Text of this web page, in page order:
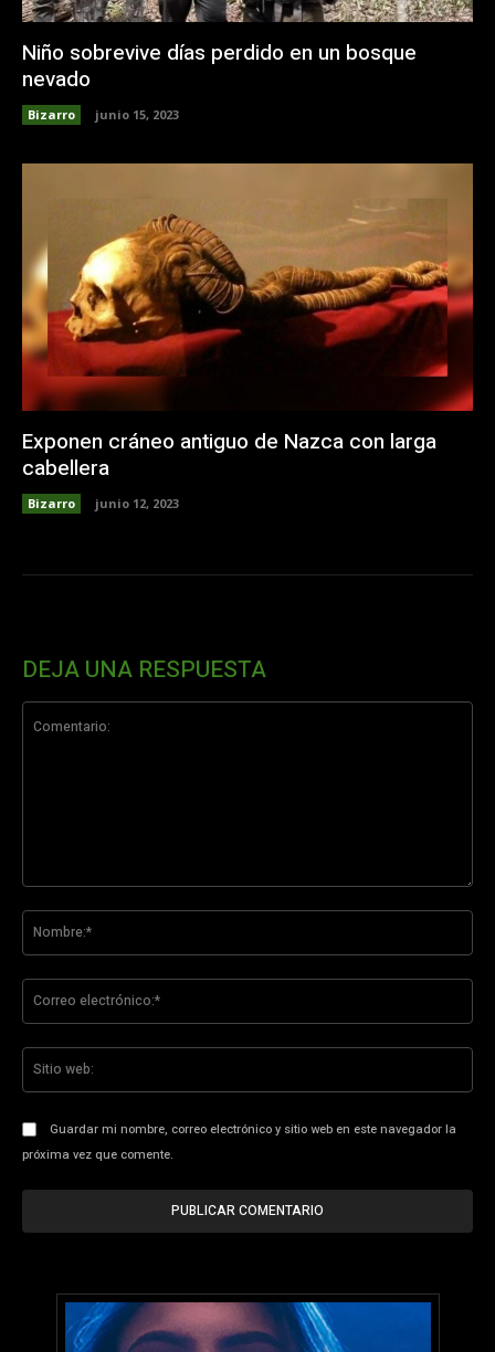
Niño sobrevive días perdido en un bosque
nevado
Bizarro junio 15, 2023
Exponen cráneo antiguo de Nazca con larga
cabellera
Bizarro junio 12, 2023
DEJA UNA RESPUESTA
Guardar mi nombre, correo electrónico y sitio web en este navegador la
próxima vez que comente.